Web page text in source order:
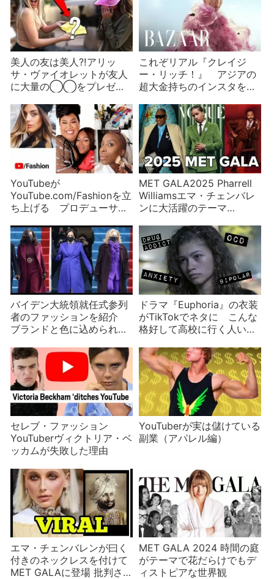
美人の友は美人⁈アリッ
サ・ヴァイオレットが友人
に大量の◯◯をプレゼン
これぞリアル『クレイジ
ー・リッチ！』 アジアの
超大金持ちのインスタを紹
YouTubeが
YouTube.com/Fashionを立
ち上げる プロデューサー
MET GALA2025 Pharrell
Williamsエマ・チェンバレ
ンに大活躍のテーマ
バイデン大統領就任式参列
者のファッションを紹介
ブランドと色に込められた
ニア夫人は？
ドラマ『Euphoria』の衣装
がTikTokでネタに こんな
格好して高校に行く人いる
セレブ・ファッション
YouTuberヴィクトリア・ベ
ッカムが失敗した理由
YouTuberが実は儲けている
副業（アパレル編）
エマ・チェンバレンが曰く
付きのネックレスを付けて
MET GALAに登場 批判さ
MET GALA 2024 時間の庭
がテーマで花だらけでもデ
ィストピアな世界観